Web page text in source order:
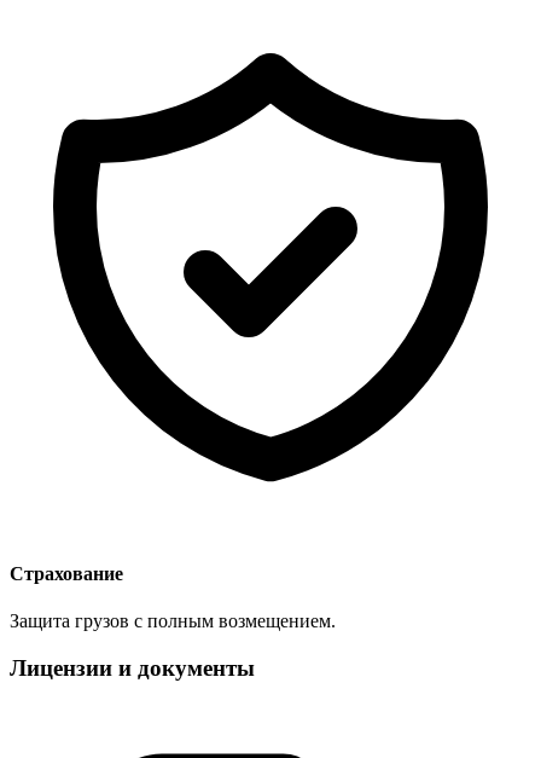
Страхование
Защита грузов с полным возмещением.
Лицензии и документы